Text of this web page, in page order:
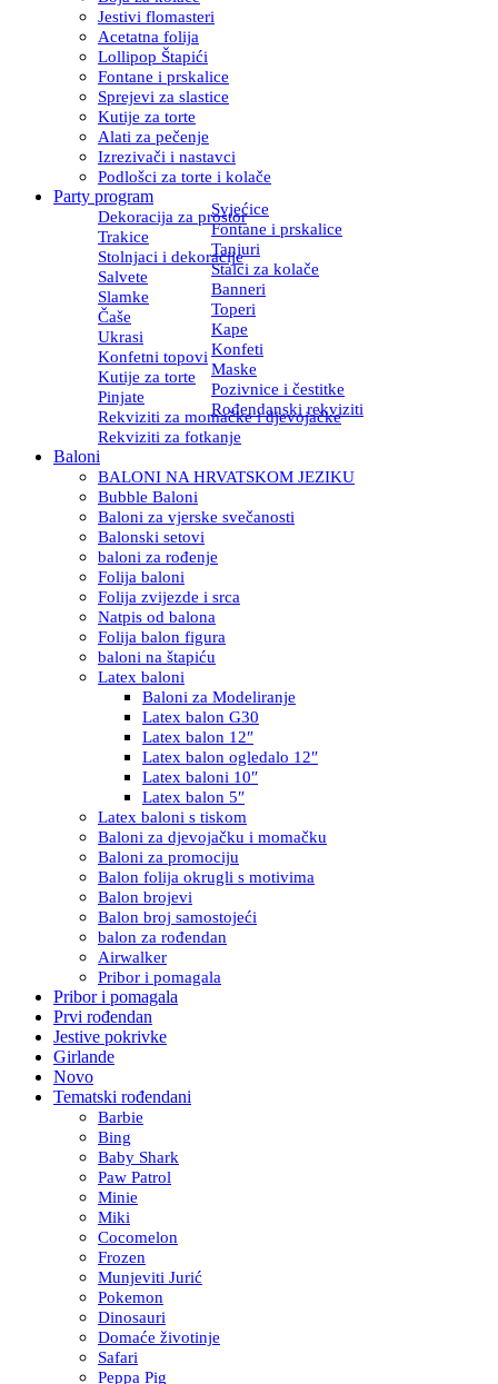
Jestivi flomasteri
Acetatna folija
Lollipop Štapići
Fontane i prskalice
Sprejevi za slastice
Kutije za torte
Alati za pečenje
Izrezivači i nastavci
Podlošci za torte i kolače
Party program
Dekoracija za prostor
Svjećice
Trakice
Fontane i prskalice
Stolnjaci i dekoracije
Tanjuri
Salvete
Stalci za kolače
Slamke
Banneri
Čaše
Toperi
Ukrasi
Kape
Konfetni topovi Konfeti
Kutije za torte
Maske
Pinjate
Pozivnice i čestitke
Rekviziti za momačke i djevojačke
Rođendanski rekviziti
Rekviziti za fotkanje
Baloni
BALONI NA HRVATSKOM JEZIKU
Bubble Baloni
Baloni za vjerske svečanosti
Balonski setovi
baloni za rođenje
Folija baloni
Folija zvijezde i srca
Natpis od balona
Folija balon figura
baloni na štapiću
Latex baloni
Baloni za Modeliranje
Latex balon G30
Latex balon 12″
Latex balon ogledalo 12″
Latex baloni 10″
Latex balon 5″
Latex baloni s tiskom
Baloni za djevojačku i momačku
Baloni za promociju
Balon folija okrugli s motivima
Balon brojevi
Balon broj samostojeći
balon za rođendan
Airwalker
Pribor i pomagala
Pribor i pomagala
Prvi rođendan
Jestive pokrivke
Girlande
Novo
Tematski rođendani
Barbie
Bing
Baby Shark
Paw Patrol
Minie
Miki
Cocomelon
Frozen
Munjeviti Jurić
Pokemon
Dinosauri
Domaće životinje
Safari
Peppa Pig